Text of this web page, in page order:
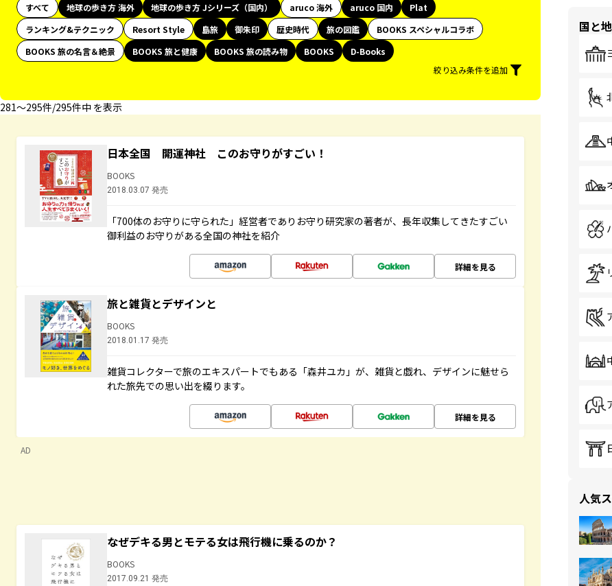
すべて 地球の歩き方 海外 地球の歩き方 Jシリーズ（国内） aruco 海外 aruco 国内
Plat
ランキング&テクニック
Resort Style 島旅 御朱印 歴史時代 旅の図鑑
BOOKS スペシャルコラボ
BOOKS 旅の名言＆絶景
BOOKS 旅と健康 BOOKS 旅の読み物 BOOKS
D-Books
絞り込み条件を追加
281〜295件/295件中 を表示
日本全国 開運神社 このお守りがすごい！
BOOKS
2018.03.07 発売
「700体のお守りに守られた」経営者でありお守り研究家の著者が、長年収集してきたすごい
御利益のお守りがある全国の神社を紹介
詳細を見る
旅と雑貨とデザインと
BOOKS
2018.01.17 発売
雑貨コレクターで旅のエキスパートでもある「森井ユカ」が、雑貨と戯れ、デザインに魅せら
れた旅先での思い出を綴ります。
詳細を見る
AD
なぜデキる男とモテる女は飛行機に乗るのか？
BOOKS
2017.09.21 発売
国と
人気